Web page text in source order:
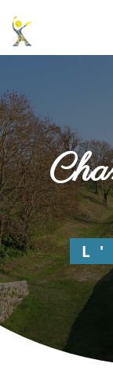
chambre ouvrier